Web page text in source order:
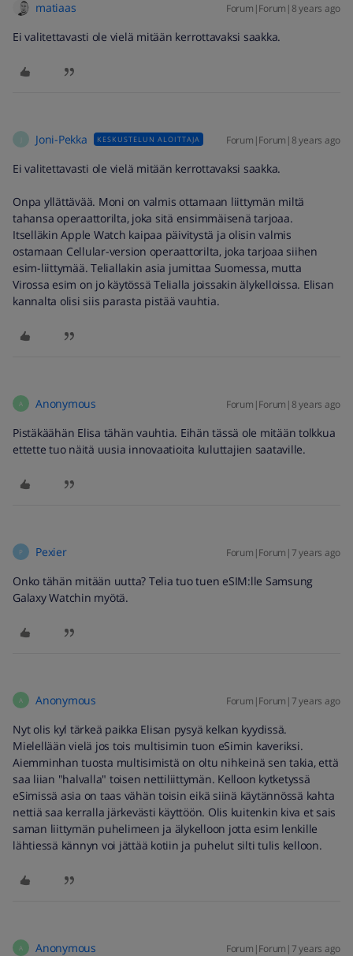
matiaas Forum|Forum|8 years ago
Ei valitettavasti ole vielä mitään kerrottavaksi saakka.
Joni-Pekka KESKUSTELUN ALOITTAJA Forum|Forum|8 years ago
Ei valitettavasti ole vielä mitään kerrottavaksi saakka.
Onpa yllättävää. Moni on valmis ottamaan liittymän miltä
tahansa operaattorilta, joka sitä ensimmäisenä tarjoaa.
Itselläkin Apple Watch kaipaa päivitystä ja olisin valmis
ostamaan Cellular-version operaattorilta, joka tarjoaa siihen
esim-liittymää. Teliallakin asia jumittaa Suomessa, mutta
Virossa esim on jo käytössä Telialla joissakin älykelloissa. Elisan
kannalta olisi siis parasta pistää vauhtia.
A Anonymous Forum|Forum|8 years ago
Pistäkäähän Elisa tähän vauhtia. Eihän tässä ole mitään tolkkua
ettette tuo näitä uusia innovaatioita kuluttajien saataville.
P Pexier Forum|Forum|7 years ago
Onko tähän mitään uutta? Telia tuo tuen eSIM:lle Samsung
Galaxy Watchin myötä.
A Anonymous Forum|Forum|7 years ago
Nyt olis kyl tärkeä paikka Elisan pysyä kelkan kyydissä.
Mielellään vielä jos tois multisimin tuon eSimin kaveriksi.
Aiemminhan tuosta multisimistä on oltu nihkeinä sen takia, että
saa liian "halvalla" toisen nettiliittymän. Kelloon kytketyssä
eSimissä asia on taas vähän toisin eikä siinä käytännössä kahta
nettiä saa kerralla järkevästi käyttöön. Olis kuitenkin kiva et sais
saman liittymän puhelimeen ja älykelloon jotta esim lenkille
lähtiessä kännyn voi jättää kotiin ja puhelut silti tulis kelloon.
A Anonymous Forum|Forum|7 years ago